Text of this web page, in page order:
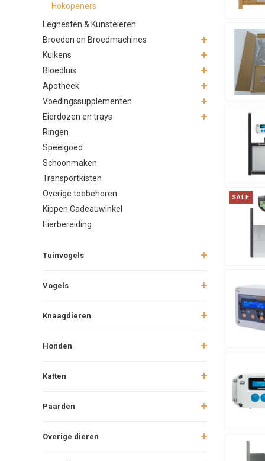
Hokopeners
Legnesten & Kunsteieren
Broeden en Broedmachines
Kuikens
Bloedluis
Apotheek
Voedingssupplementen
Eierdozen en trays
Ringen
Speelgoed
Schoonmaken
Transportkisten
Overige toebehoren
Kippen Cadeauwinkel
Eierbereiding
Tuinvogels
Vogels
Knaagdieren
Honden
Katten
Paarden
Overige dieren
3.
Kippen
je hun
4.
Zeker
Er
Stel
Test
Een
SALE